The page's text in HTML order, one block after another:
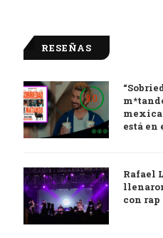
RESEÑAS
9.0
está en
Rafael
con